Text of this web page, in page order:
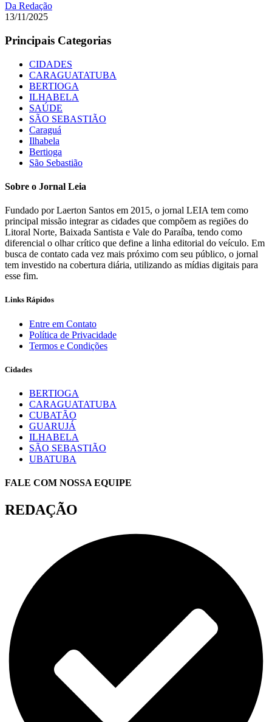
Da Redação
13/11/2025
Principais Categorias
CIDADES
CARAGUATATUBA
BERTIOGA
ILHABELA
SAÚDE
SÃO SEBASTIÃO
Caraguá
Ilhabela
Bertioga
São Sebastião
Sobre o Jornal Leia
Fundado por Laerton Santos em 2015, o jornal LEIA tem como
principal missão integrar as cidades que compõem as regiões do
Litoral Norte, Baixada Santista e Vale do Paraíba, tendo como
diferencial o olhar crítico que define a linha editorial do veículo. Em
busca de contato cada vez mais próximo com seu público, o jornal
tem investido na cobertura diária, utilizando as mídias digitais para
esse fim.
Links Rápidos
Entre em Contato
Política de Privacidade
Termos e Condições
Cidades
BERTIOGA
CARAGUATATUBA
CUBATÃO
GUARUJÁ
ILHABELA
SÃO SEBASTIÃO
UBATUBA
FALE COM NOSSA EQUIPE
REDAÇÃO